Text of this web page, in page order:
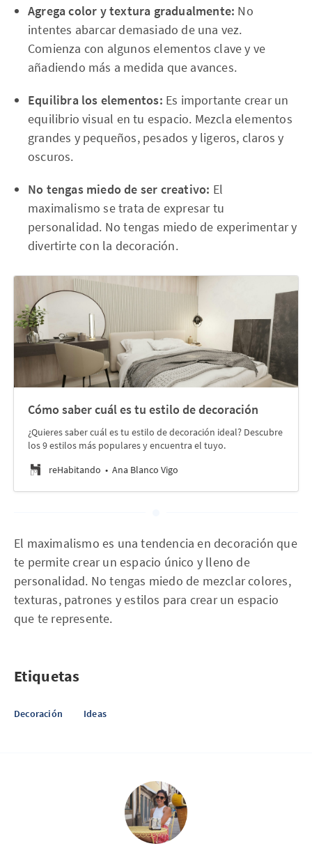
Agrega color y textura gradualmente: No
intentes abarcar demasiado de una vez.
Comienza con algunos elementos clave y ve
añadiendo más a medida que avances.
Equilibra los elementos: Es importante crear un
equilibrio visual en tu espacio. Mezcla elementos
grandes y pequeños, pesados y ligeros, claros y
oscuros.
No tengas miedo de ser creativo: El
maximalismo se trata de expresar tu
personalidad. No tengas miedo de experimentar y
divertirte con la decoración.
Cómo saber cuál es tu estilo de decoración
¿Quieres saber cuál es tu estilo de decoración ideal? Descubre
los 9 estilos más populares y encuentra el tuyo.
reHabitando
Ana Blanco Vigo
El maximalismo es una tendencia en decoración que
te permite crear un espacio único y lleno de
personalidad. No tengas miedo de mezclar colores,
texturas, patrones y estilos para crear un espacio
que te represente.
Etiquetas
Decoración Ideas